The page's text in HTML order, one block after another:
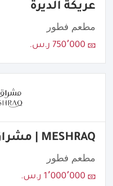
عريكة الديرة
مطعم فطور
750٬000 ر.س.
MESHRAQ | مشراق
مطعم فطور
1٬000٬000 ر.س.